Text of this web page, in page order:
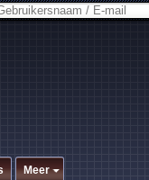
Meer